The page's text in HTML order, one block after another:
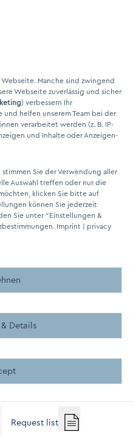
Xing Link
steam generators "Made in
Request list
Manche sind zwingend
Webseite zuverlässig und sicher
) verbessern Ihr
helfen unserem Team bei der
verarbeitet werden (z. B. IP-
und Inhalte oder Anzeigen-
stimmen Sie der Verwendung aller
Auswahl treffen oder nur die
klicken Sie bitte auf
können Sie jederzeit
Sie unter "Einstellungen &
Imprint | privacy
Details